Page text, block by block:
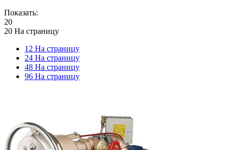
Показать:
20
20 На страницу
12 На страницу
24 На страницу
48 На страницу
96 На страницу